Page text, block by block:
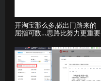
开淘宝那么多,做出门路来的
屈指可数…思路比努力更重要